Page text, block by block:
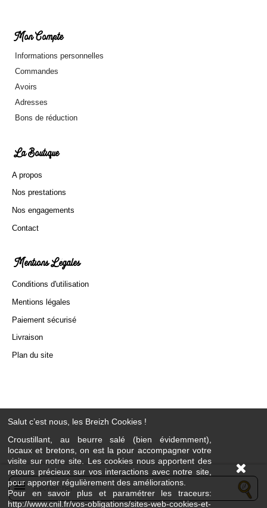
Mon Compte
Informations personnelles
Commandes
Avoirs
Adresses
Bons de réduction
La Boutique
A propos
Nos prestations
Nos engagements
Contact
Mentions Légales
Conditions d'utilisation
Mentions légales
Paiement sécurisé
Livraison
Plan du site
menu
Salut c’est nous, les Breizh Cookies !
Croustillant, au beurre salé (bien évidemment),
locaux et bretons, on est la pour accompagner votre
visite sur notre site. Les cookies nous apportent des
retours précieux sur vos interactions avec notre site,
pour apporter régulièrement des améliorations.
Pour en savoir plus et paramétrer les traceurs:
http://www.cnil.fr/vos-obligations/sites-web-cookies-et-